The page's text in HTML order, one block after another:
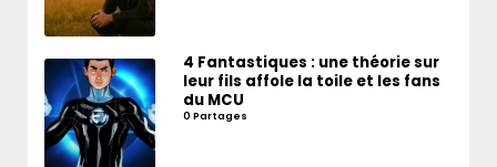
4 Fantastiques : une théorie sur
leur fils affole la toile et les fans
du MCU
0 Partages